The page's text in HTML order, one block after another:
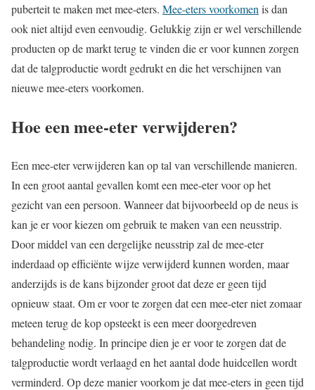
puberteit te maken met mee-eters. Mee-eters voorkomen is dan
ook niet altijd even eenvoudig. Gelukkig zijn er wel verschillende
producten op de markt terug te vinden die er voor kunnen zorgen
dat de talgproductie wordt gedrukt en die het verschijnen van
nieuwe mee-eters voorkomen.
Hoe een mee-eter verwijderen?
Een mee-eter verwijderen kan op tal van verschillende manieren.
In een groot aantal gevallen komt een mee-eter voor op het
gezicht van een persoon. Wanneer dat bijvoorbeeld op de neus is
kan je er voor kiezen om gebruik te maken van een neusstrip.
Door middel van een dergelijke neusstrip zal de mee-eter
inderdaad op efficiënte wijze verwijderd kunnen worden, maar
anderzijds is de kans bijzonder groot dat deze er geen tijd
opnieuw staat. Om er voor te zorgen dat een mee-eter niet zomaar
meteen terug de kop opsteekt is een meer doorgedreven
behandeling nodig. In principe dien je er voor te zorgen dat de
talgproductie wordt verlaagd en het aantal dode huidcellen wordt
verminderd. Op deze manier voorkom je dat mee-eters in geen tijd